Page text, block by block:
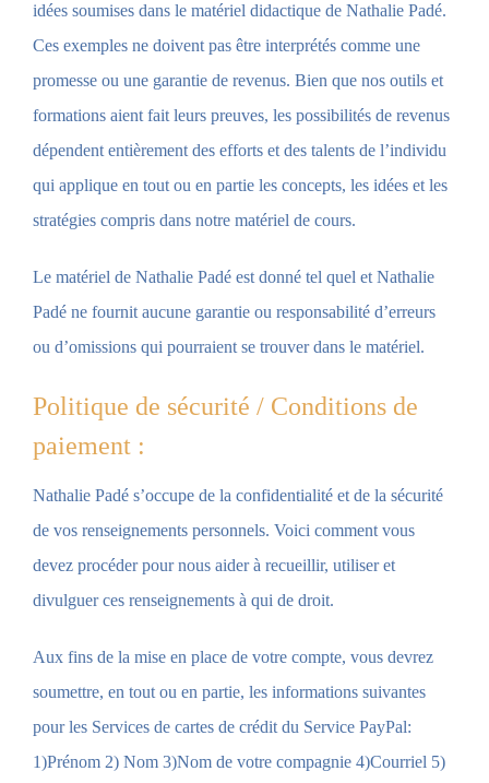
idées soumises dans le matériel didactique de Nathalie Padé.
Ces exemples ne doivent pas être interprétés comme une
promesse ou une garantie de revenus. Bien que nos outils et
formations aient fait leurs preuves, les possibilités de revenus
dépendent entièrement des efforts et des talents de l’individu
qui applique en tout ou en partie les concepts, les idées et les
stratégies compris dans notre matériel de cours.
Le matériel de Nathalie Padé est donné tel quel et Nathalie
Padé ne fournit aucune garantie ou responsabilité d’erreurs
ou d’omissions qui pourraient se trouver dans le matériel.
Politique de sécurité / Conditions de
paiement :
Nathalie Padé s’occupe de la confidentialité et de la sécurité
de vos renseignements personnels. Voici comment vous
devez procéder pour nous aider à recueillir, utiliser et
divulguer ces renseignements à qui de droit.
Aux fins de la mise en place de votre compte, vous devrez
soumettre, en tout ou en partie, les informations suivantes
pour les Services de cartes de crédit du Service PayPal:
1)Prénom 2) Nom 3)Nom de votre compagnie 4)Courriel 5)